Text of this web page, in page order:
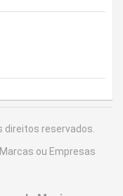
direitos reservados.
ou Empresas